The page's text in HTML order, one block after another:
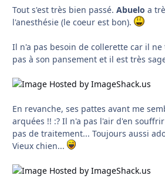
Tout s'est très bien passé. Abuelo a
l'anesthésie (le coeur est bon).
Il n'a pas besoin de collerette car il
pas à son pansement et il est très
En revanche, ses pattes avant me
arquées !! :? Il n'a pas l'air d'en
pas de traitement... Toujours aussi
Vieux chien...